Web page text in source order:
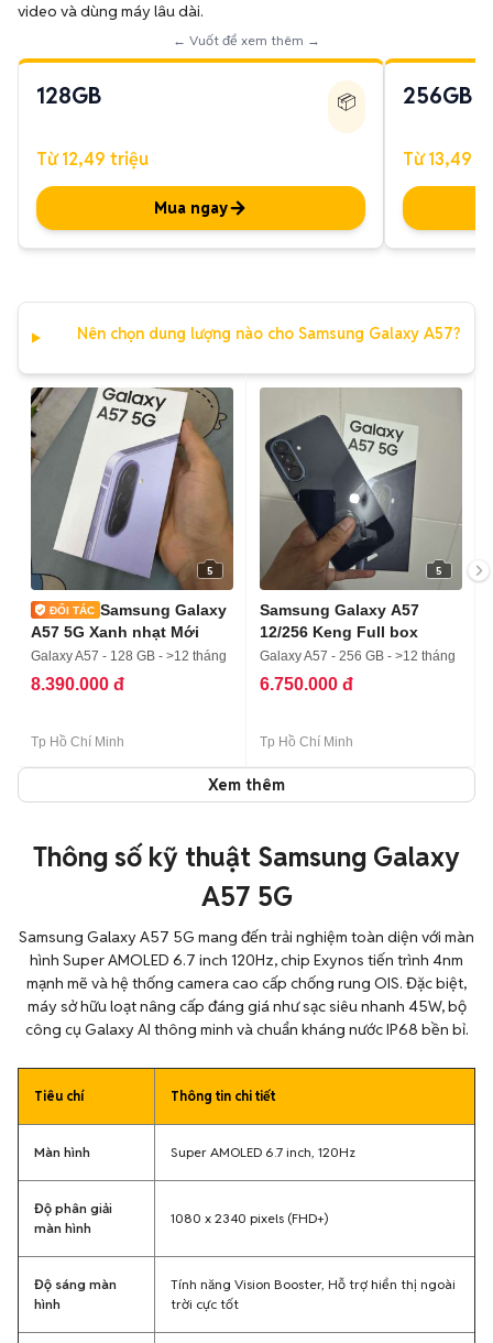
video và dùng máy lâu dài.
← Vuốt để xem thêm →
128GB 📦
Từ 12,49 triệu
Mua ngay
256GB
Từ 13,49
Nên chọn dung lượng nào cho Samsung Galaxy A57?
5
Samsung Galaxy
A57 5G Xanh nhạt Mới
Galaxy A57 - 128 GB - >12 tháng
8.390.000 đ
Tp Hồ Chí Minh
5
Samsung Galaxy A57
12/256 Keng Full box
Galaxy A57 - 256 GB - >12 tháng
6.750.000 đ
Tp Hồ Chí Minh
Xem thêm
Thông số kỹ thuật Samsung Galaxy
A57 5G
Samsung Galaxy A57 5G mang đến trải nghiệm toàn diện với màn
hình Super AMOLED 6.7 inch 120Hz, chip Exynos tiến trình 4nm
mạnh mẽ và hệ thống camera cao cấp chống rung OIS. Đặc biệt,
máy sở hữu loạt nâng cấp đáng giá như sạc siêu nhanh 45W, bộ
công cụ Galaxy AI thông minh và chuẩn kháng nước IP68 bền bỉ.
Tiêu chí Thông tin chi tiết
Màn hình Super AMOLED 6.7 inch, 120Hz
Độ phân giải
màn hình
1080 x 2340 pixels (FHD+)
Độ sáng màn
hình
Tính năng Vision Booster, Hỗ trợ hiển thị ngoài
trời cực tốt